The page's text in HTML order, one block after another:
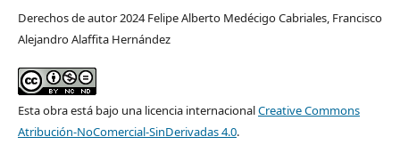
Derechos de autor 2024 Felipe Alberto Medécigo Cabriales, Francisco
Alejandro Alaffita Hernández
Esta obra está bajo una licencia internacionalCreative Commons
Atribución-NoComercial-SinDerivadas 4.0.